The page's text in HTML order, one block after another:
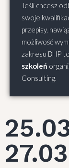
Jeśli chcesz
swoje
przepisy,
możliwość
zakresu BHP
szkoleń
Consulting.